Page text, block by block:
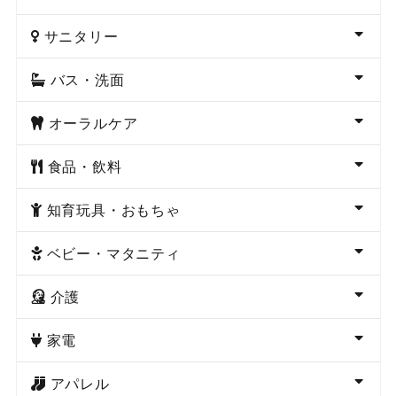
サニタリー
バス・洗面
オーラルケア
食品・飲料
知育玩具・おもちゃ
ベビー・マタニティ
介護
家電
アパレル